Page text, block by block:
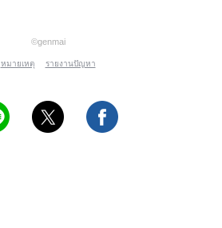
©genmai
หมายเหตุ รายงานปัญหา